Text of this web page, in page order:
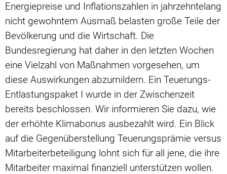
Energiepreise und Inflationszahlen in jahrzehntelang
nicht gewohntem Ausmaß belasten große Teile der
Bevölkerung und die Wirtschaft. Die
Bundesregierung hat daher in den letzten Wochen
eine Vielzahl von Maßnahmen vorgesehen, um
diese Auswirkungen abzumildern. Ein Teuerungs-
Entlastungspaket I wurde in der Zwischenzeit
bereits beschlossen. Wir informieren Sie dazu, wie
der erhöhte Klimabonus ausbezahlt wird. Ein Blick
auf die Gegenüberstellung Teuerungsprämie versus
Mitarbeiterbeteiligung lohnt sich für all jene, die ihre
Mitarbeiter maximal finanziell unterstützen wollen.